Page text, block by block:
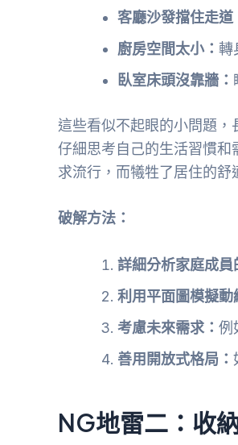
客廳沙發擋住走道
廚房空間太小： 轉
臥室床頭沒靠牆：
這些看似不起眼的小問題
仔細思考自己的生活習慣
求流行，而犧牲了居住的舒
破解方法：
詳細分析家庭成員
利用平面圖模擬動
考慮未來需求： 例
善用開放式格局：
NG地雷二：收